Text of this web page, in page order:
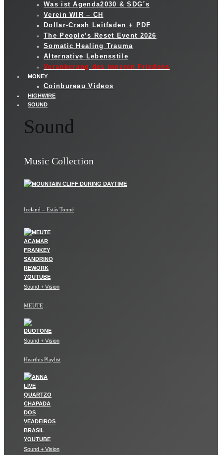
Was ist Agenda2030 & SDG´s
Verein WIR – CH
Dollar-Crash Leitfaden + PDF
The People’s Reset Event 2026
Somatic Healing Trauma
Alternative Lebensstile
Verankerung des inneren Friedens
MONEY
Coinbureau Videos
HIGHWIRE
SOUND
Sound
Music Collection
Iceland – Estás Tonné
Sound + Vision
MEUTE
Sound + Vision
Hearthis Playlist
Sound + Vision